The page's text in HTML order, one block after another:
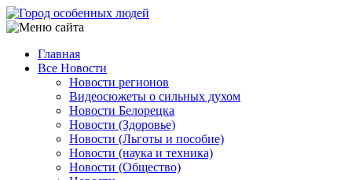
Перейти
к
содержанию
Main
navigation
Главная
Все Новости
Новости регионов
Видеосюжеты о сильных духом
Новости Белорецка
Новости (Здоровье)
Новости (Льготы и пособие)
Новости (наука и техника)
Новости (Общество)